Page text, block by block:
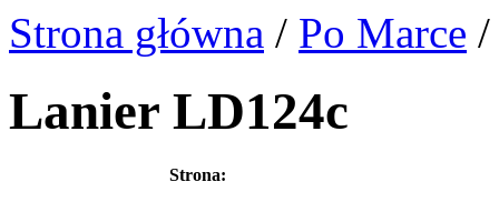
Strona główna / Po Marce /
Lanier LD124c
Strona: